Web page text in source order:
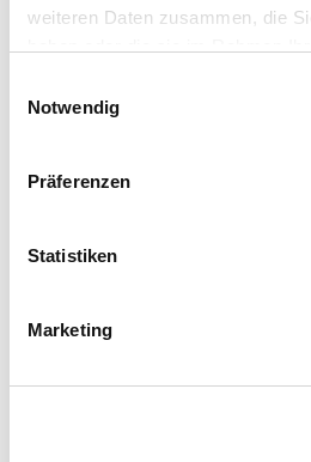
weiteren Daten zusammen, die
Notwendig
Präferenzen
Statistiken
Marketing
Persönliche Dinge